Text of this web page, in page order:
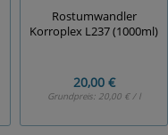
Rostumwandler
Korroplex L237 (1000ml)
20,00 €
Grundpreis: 20,00 € / l